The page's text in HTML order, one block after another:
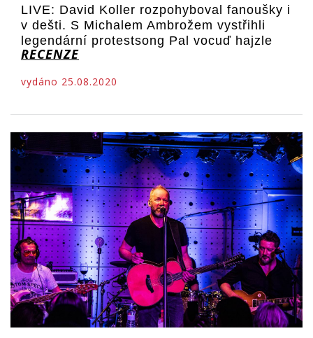
LIVE: David Koller rozpohyboval fanoušky i
v dešti. S Michalem Ambrožem vystřihli
legendární protestsong Pal vocuď hajzle
RECENZE
vydáno 25.08.2020